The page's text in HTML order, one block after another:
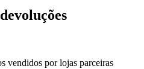
vendidos por lojas parceiras